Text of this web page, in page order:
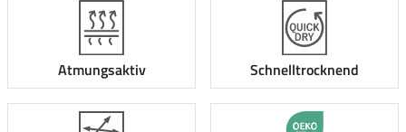
Atmungsaktiv Schnelltrocknend